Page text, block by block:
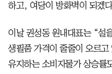
하고, 여당이 방화벽이 되겠
이날 권성동 원내대표는 “설
생필품 가격이 줄줄이 오르
유지하는 소비자물가 상승률